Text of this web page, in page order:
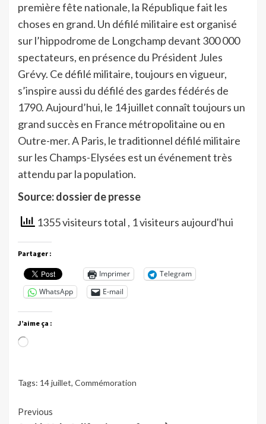
première fête nationale, la République fait les
choses en grand. Un défilé militaire est organisé
sur l’hippodrome de Longchamp devant 300 000
spectateurs, en présence du Président Jules
Grévy. Ce défilé militaire, toujours en vigueur,
s’inspire aussi du défilé des gardes fédérés de
1790. Aujourd’hui, le 14 juillet connaît toujours un
grand succès en France métropolitaine ou en
Outre-mer. A Paris, le traditionnel défilé militaire
sur les Champs-Elysées est un événement très
attendu par la population.
Source: dossier de presse
1355 visiteurs total , 1 visiteurs aujourd'hui
Partager :
Imprimer
Telegram
WhatsApp
E-mail
J’aime ça :
Chargement…
Tags: 14 juillet, Commémoration
Continue
Previous